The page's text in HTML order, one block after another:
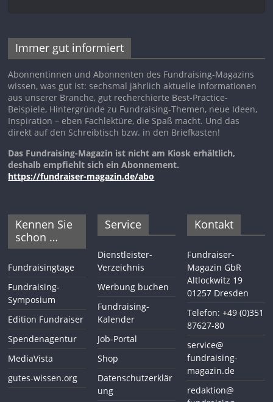
Immer gut informiert
Abonnentinnen und Abonnenten des Fundraising-Magazins
wissen, was gut ist: sechsmal jährlich aktuelle Informationen
aus unserer Branche, gut recherchierte Best-Practice-
Beispiele, Hintergründe zu Fundraising-Themen, neue Ideen,
Inspiration – eben Fachlektüre, die Spaß macht. Und das
direkt auf den Schreibtisch bzw. in den Briefkasten!
Das Fundraising-Magazin ist nicht am Kiosk erhältlich,
deshalb empfiehlt sich ein Abonnement.
https://fundraiser-magazin.de/abo
Kennen Sie
schon …
Fundraisingtage
Fundraising-
Symposium
Edition Fundraiser
Spendenagentur
MediaVista
gutes-wissen.org
Service
Dienstleister-
Verzeichnis
Werbung buchen
Fundraising-
Kalender
Job-Portal
Shop
Datenschutzerklär
ung
Kontakt
Fundraiser-
Magazin GbR
Altlockwitz 19
01257 Dresden
Telefon: +49 (0)351
87627-80
service@
fundraising-
magazin.de
redaktion@